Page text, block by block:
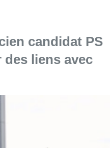
candidat PS
liens avec